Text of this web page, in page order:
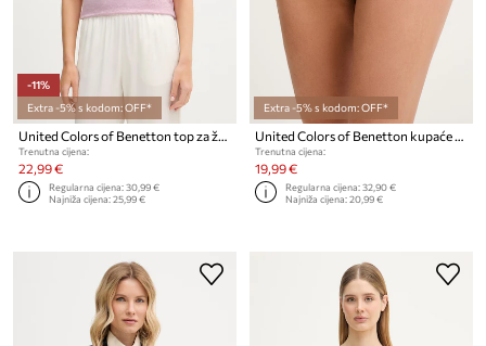
-11%
Extra -5% s kodom: OFF*
Trenutna cijena:
22,99 €
Regularna cijena:30,99 €
Najniža cijena:25,99 €
Extra -5% s kodom: OFF*
Trenutna cijena:
19,99 €
Regularna cijena:32,90 €
Najniža cijena:20,99 €